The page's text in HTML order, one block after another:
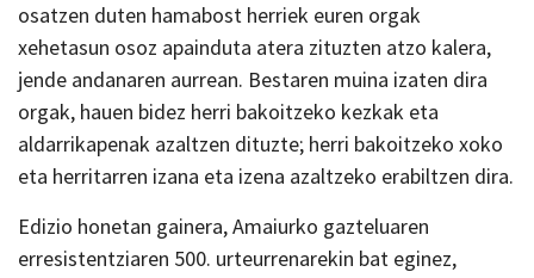
osatzen duten hamabost herriek euren orgak
xehetasun osoz apainduta atera zituzten atzo kalera,
jende andanaren aurrean. Bestaren muina izaten dira
orgak, hauen bidez herri bakoitzeko kezkak eta
aldarrikapenak azaltzen dituzte; herri bakoitzeko xoko
eta herritarren izana eta izena azaltzeko erabiltzen dira.
Edizio honetan gainera, Amaiurko gazteluaren
erresistentziaren 500. urteurrenarekin bat eginez,